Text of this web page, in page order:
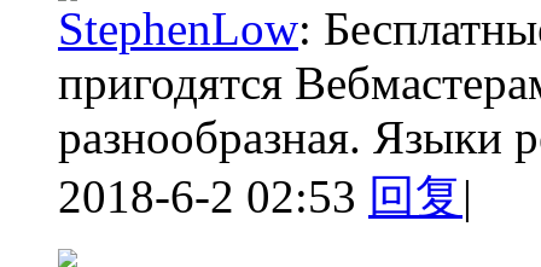
StephenLow:
пригодятся
разнообразная. Языки
2018-6-2 02:53 回复|